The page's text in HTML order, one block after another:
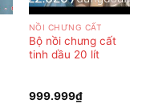
NỒI CHƯNG CẤT
Bộ nồi chưng cất
tinh dầu 20 lít
999.999₫